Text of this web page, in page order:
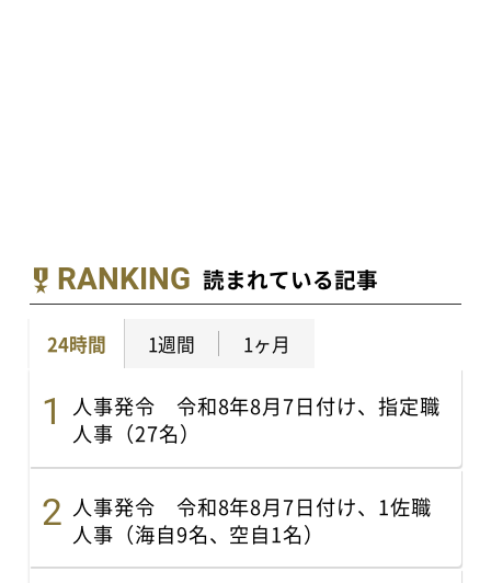
RANKING 読まれている記事
24時間 1週間 1ヶ月
人事発令 令和8年8月7日付け、指定職
人事（27名）
人事発令 令和8年8月7日付け、1佐職
人事（海自9名、空自1名）